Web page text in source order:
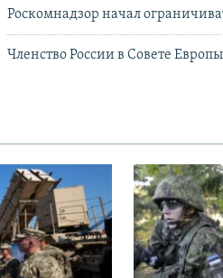
Роскомнадзор начал
Членство России в Совете